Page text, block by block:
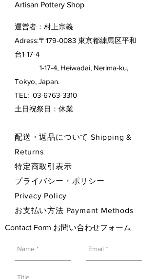
Artisan Pottery Shop
運営者：村上宗義
Adress:〒179-0083 東京都練馬区平和
台1-17-4
1-17-4, Heiwadai, Nerima-ku,
Tokyo, Japan.
TEL: 03-6763-3310
​土日祝祭日：休業
配送・返品について Shipping &
Returns
特定商取引表示
プライバシー・ポリシー
Privacy Policy
お支払い方法 Payment Methods
Contact Form お問い合わせフォーム